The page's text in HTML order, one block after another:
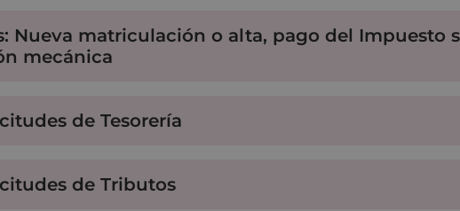
Nueva matriculación o alta, pago del Impuesto
mecánica
de Tesorería
de Tributos